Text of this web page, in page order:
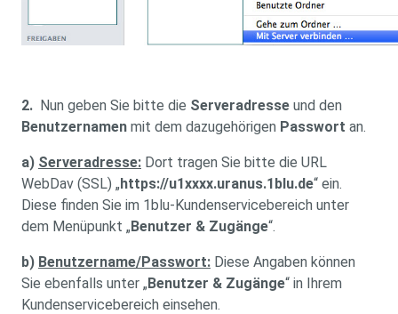
2. Nun geben Sie bitte die Serveradresse und den
Benutzernamen mit dem dazugehörigen Passwort an.
a) Serveradresse: Dort tragen Sie bitte die URL
WebDav (SSL) „https://u1xxxx.uranus.1blu.de“ ein.
Diese finden Sie im 1blu-Kundenservicebereich unter
dem Menüpunkt „Benutzer & Zugänge“.
b) Benutzername/Passwort: Diese Angaben können
Sie ebenfalls unter „Benutzer & Zugänge“ in Ihrem
Kundenservicebereich einsehen.